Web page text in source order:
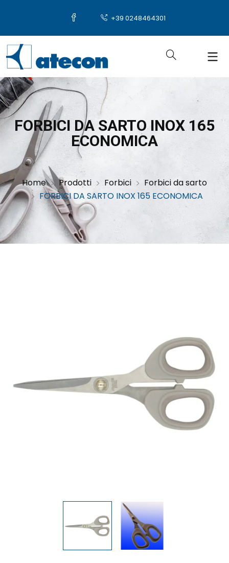
+39 0248464301
FORBICI DA SARTO INOX 165
ECONOMICA
Home Prodotti Forbici
Forbici da sarto
FORBICI DA SARTO INOX 165 ECONOMICA